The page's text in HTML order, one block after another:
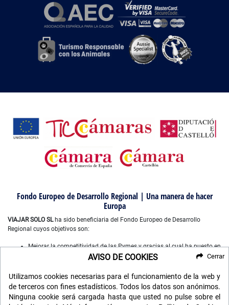
Fondo Europeo de Desarrollo Regional | Una manera de hacer
Europa
VIAJAR SOLO SLha sido beneficiaria del Fondo Europeo de Desarrollo
Regional cuyos objetivos son:
Mejorar la competitividad de las Pymes y gracias al cual ha puesto en
marcha un Plan de Marketing Digital Internacional, con el objetivo de
año 2022-2023. Para ello ha contado con el apoyo del Programa
XPANDE DIGITAL de la Cámara de Comercio de Castellón”.
Mejorar el uso y la calidad de las tecnologías de la información y de
las comunicaciones, y el acceso a las mismas y gracias a que ha
AVISO DE COOKIES
Utilizamos cookies necesarias para el funcionamiento de la web y
de terceros con fines estadísticos. Todos los datos son anónimos.
Ninguna cookie será cargada hasta que usted no pulse sobre el
Cerrar